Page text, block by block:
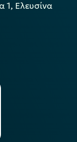
1, Ελευσίνα